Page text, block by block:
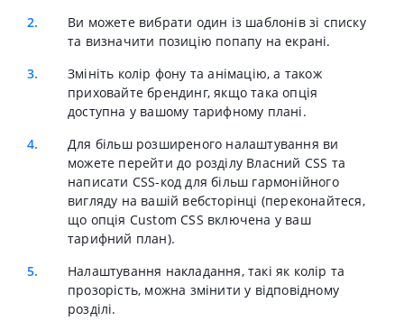
Ви можете вибрати один із шаблонів зі списку
та визначити позицію попапу на екрані.
Змініть колір фону та анімацію, а також
приховайте брендинг, якщо така опція
доступна у вашому тарифному плані.
Для більш розширеного налаштування ви
можете перейти до розділу Власний CSS та
написати CSS-код для більш гармонійного
вигляду на вашій вебсторінці (переконайтеся,
що опція Custom CSS включена у ваш
тарифний план).
Налаштування накладання, такі як колір та
прозорість, можна змінити у відповідному
розділі.